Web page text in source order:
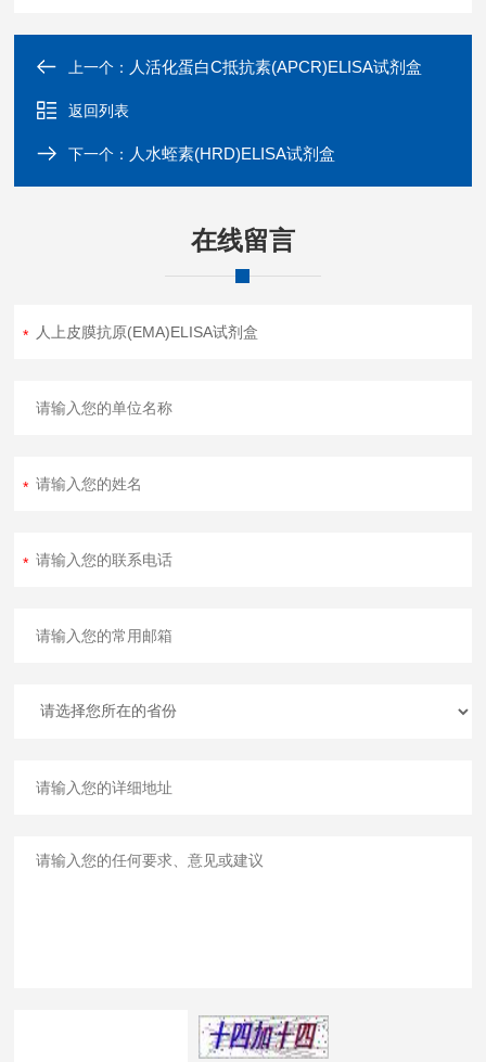
上一个： 人活化蛋白C抵抗素(APCR)ELISA试剂盒
返回列表
下一个： 人水蛭素(HRD)ELISA试剂盒
在线留言